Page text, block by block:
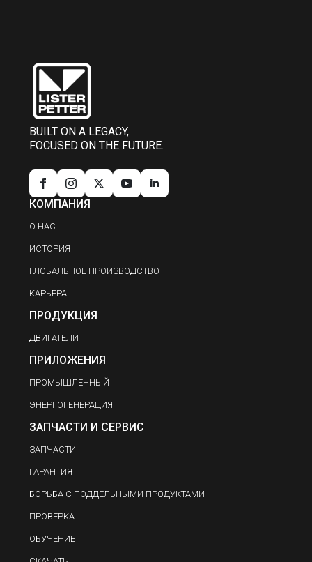
BUILT ON A LEGACY,
FOCUSED ON THE FUTURE.
КОМПАНИЯ
О НАС
ИСТОРИЯ
ГЛОБАЛЬНОЕ ПРОИЗВОДСТВО
КАРЬЕРА
ПРОДУКЦИЯ
ДВИГАТЕЛИ
ПРИЛОЖЕНИЯ
ПРОМЫШЛЕННЫЙ
ЭНЕРГОГЕНЕРАЦИЯ
ЗАПЧАСТИ И СЕРВИС
ЗАПЧАСТИ
ГАРАНТИЯ
БОРЬБА С ПОДДЕЛЬНЫМИ ПРОДУКТАМИ
ПРОВЕРКА
ОБУЧЕНИЕ